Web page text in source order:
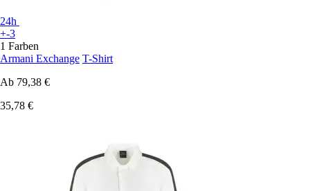
24h
+-3
1 Farben
Armani Exchange T-Shirt
Ab 79,38 €
35,78 €